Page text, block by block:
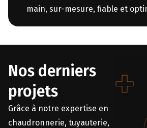
main, sur-mesure, fiable et
Nos derniers
projets
Grâce à notre expertise en
chaudronnerie, tuyauterie,
+